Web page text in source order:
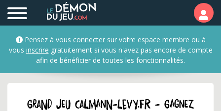
Pensez à vous connectersur votre espace membre ou à
vous inscrire gratuitement si vous n'avez pas encore de compte
afin de bénéficier de toutes les fonctionnalités.
GRAND JEU calmann-levy.fr - Gagnez